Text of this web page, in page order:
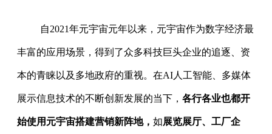
自2021年元宇宙元年以来，元宇宙作为数字经济最
丰富的应用场景，得到了众多科技巨头企业的追逐、资
本的青睐以及多地政府的重视。在AI人工智能、多媒体
展示信息技术的不断创新发展的当下， 各行各业也都开
始使用元宇宙搭建营销新阵地， 如展览展厅、工厂企